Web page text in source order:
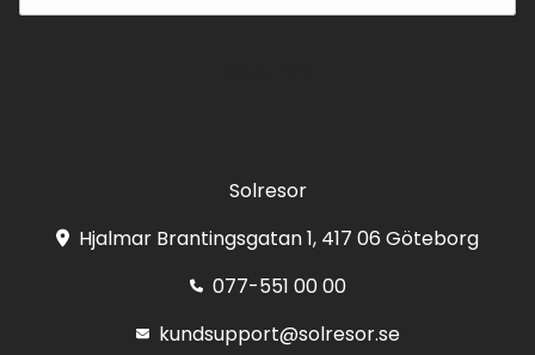
Solresor
Hjalmar Brantingsgatan 1, 417 06 Göteborg
077-551 00 00
kundsupport@solresor.se